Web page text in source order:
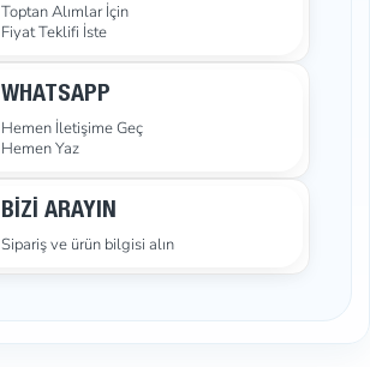
Toptan Alımlar İçin
Fiyat Teklifi İste
WHATSAPP
Hemen İletişime Geç
Hemen Yaz
BİZİ ARAYIN
Sipariş ve ürün bilgisi alın